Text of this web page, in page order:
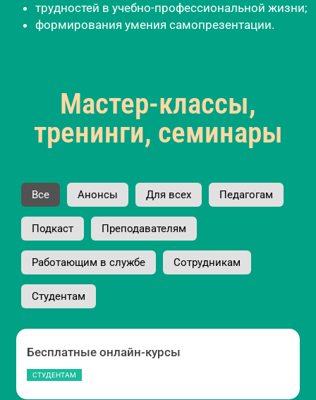
трудностей в учебно-профессиональной жизни;
формирования умения самопрезентации.
Мастер-классы,
тренинги, семинары
Все Анонсы Для всех Педагогам
Подкаст Преподавателям
Работающим в службе Сотрудникам
Студентам
Бесплатные онлайн-курсы
СТУДЕНТАМ